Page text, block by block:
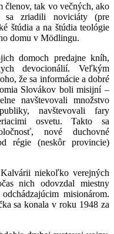
členov, tak vo večných, ako
sa zriadili noviciáty (pre
štúdia a na štúdia teológie
domu v Mödlingu.
domoch predajne kníh,
devocionálií. Veľkým
že sa informácie a dobré
Slovákov boli misijní –
navštevovali množstvo
navštevovali fary
osvetu. Takto sa
nové duchovné
régie (neskôr provincie)
niekoľko verejných
nich odovzdal miestny
misionárom.
sa konala v roku 1948 za